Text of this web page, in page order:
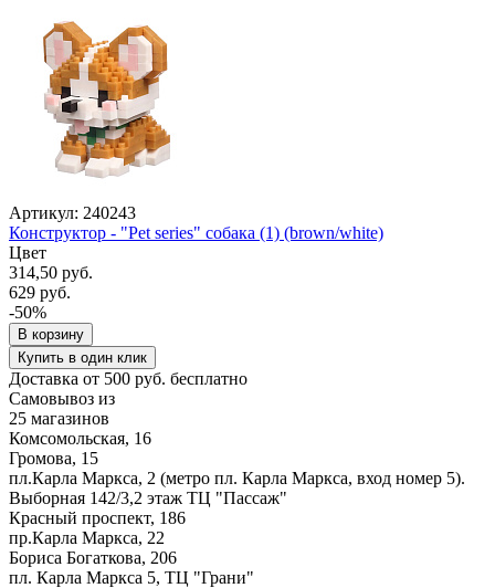
Артикул: 240243
Конструктор - "Pet series" собака (1) (brown/white)
Цвет
314,50 руб.
629 руб.
-50%
В корзину
Купить в один клик
Доставка от 500 руб. бесплатно
Самовывоз из
25 магазинов
Комсомольская, 16
Громова, 15
пл.Карла Маркса, 2 (метро пл. Карла Маркса, вход номер 5).
Выборная 142/3,2 этаж ТЦ "Пассаж"
Красный проспект, 186
пр.Карла Маркса, 22
Бориса Богаткова, 206
пл. Карла Маркса 5, ТЦ "Грани"